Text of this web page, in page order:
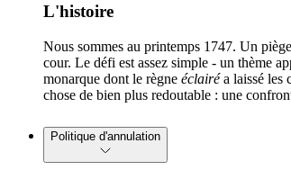
L'histoire
Nous sommes au printemps 1747. Un
cour. Le défi est assez simple - un thème
monarque dont le règne éclairéa laissé les
chose de bien plus redoutable : une
Politique d'annulation